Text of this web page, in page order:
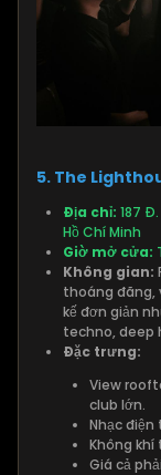
5. The
Địa chỉ: 187
Hồ Chí Minh
Giờ mở cửa:
Không gian:
thoáng đãng,
kế đơn giản
techno, deep
Đặc trưng:
View
club lớn.
Nhạc
Không khí
Giá cả